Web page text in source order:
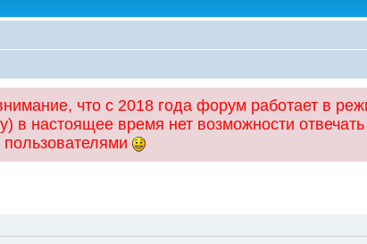
что с 2018 года форум работает в
в настоящее время нет возможности